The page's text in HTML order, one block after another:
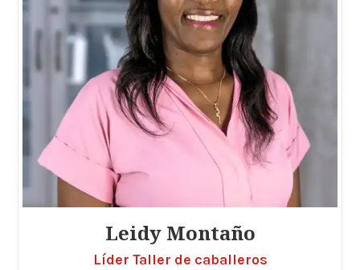
Leidy Montaño
Líder Taller de caballeros